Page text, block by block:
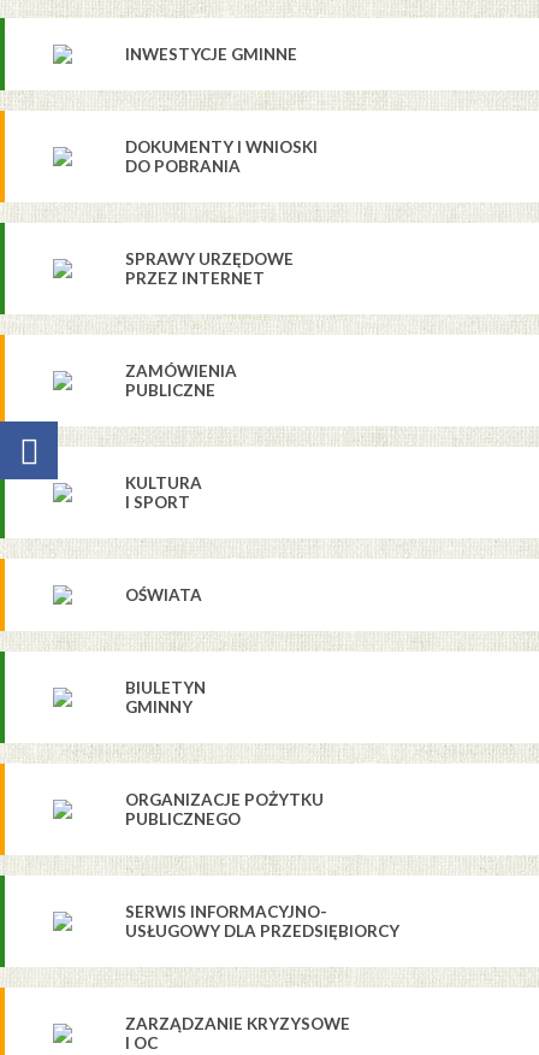
INWESTYCJE GMINNE
DOKUMENTY I WNIOSKI
DO POBRANIA
SPRAWY URZĘDOWE
PRZEZ INTERNET
ZAMÓWIENIA
PUBLICZNE
KULTURA
I SPORT
OŚWIATA
BIULETYN
GMINNY
ORGANIZACJE POŻYTKU
PUBLICZNEGO
SERWIS INFORMACYJNO-
USŁUGOWY DLA PRZEDSIĘBIORCY
ZARZĄDZANIE KRYZYSOWE
I OC